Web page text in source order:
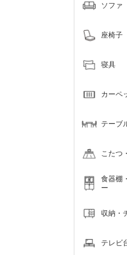
ソファ
寝具
座椅子
カーペ
テーブ
こたつ
食器棚
ー
収納・
テレビ